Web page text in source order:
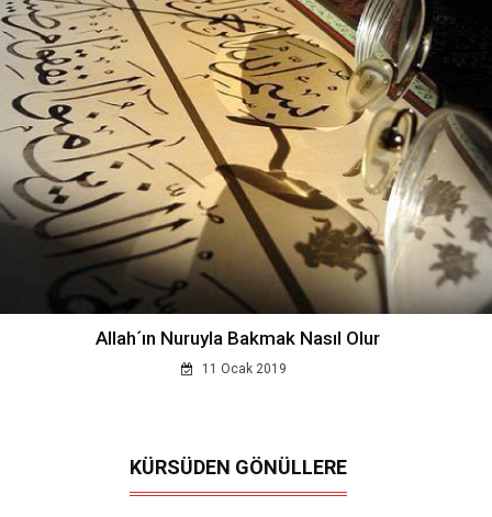
Allah´ın Nuruyla Bakmak Nasıl Olur
11 Ocak 2019
KÜRSÜDEN GÖNÜLLERE